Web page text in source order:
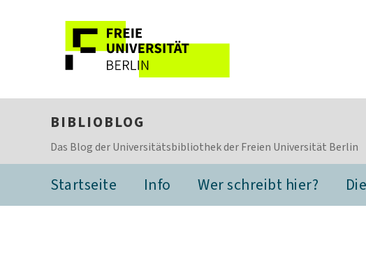
BIBLIOBLOG
Das Blog der Universitätsbibliothek der Freien Universität Berlin
Startseite Info Wer schreibt hier?